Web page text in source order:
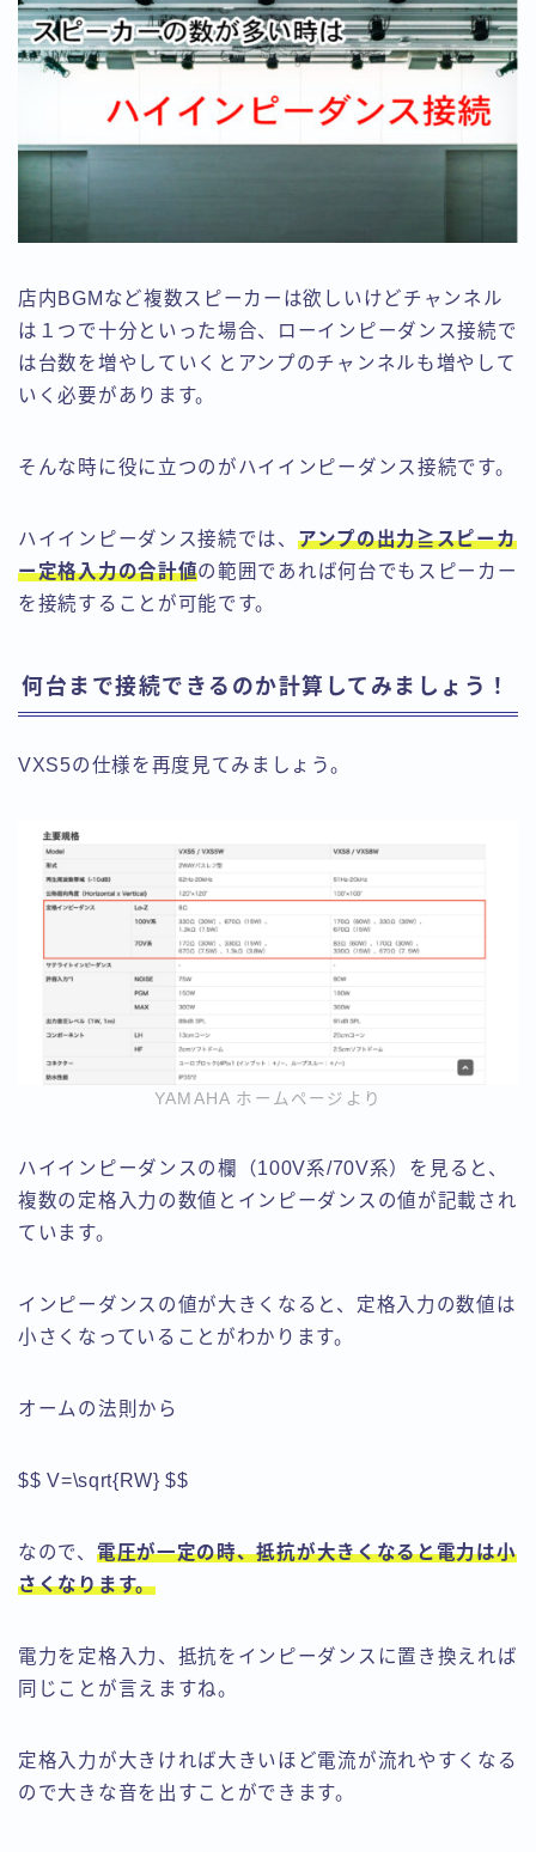
店内BGMなど複数スピーカーは欲しいけどチャンネル
は１つで十分といった場合、ローインピーダンス接続で
は台数を増やしていくとアンプのチャンネルも増やして
いく必要があります。
そんな時に役に立つのがハイインピーダンス接続です。
ハイインピーダンス接続では、 アンプの出力≧スピーカ
ー定格入力の合計値の範囲であれば何台でもスピーカー
を接続することが可能です。
何台まで接続できるのか計算してみましょう！
VXS5の仕様を再度見てみましょう。
YAMAHA ホームページより
ハイインピーダンスの欄（100V系/70V系）を見ると、
複数の定格入力の数値とインピーダンスの値が記載され
ています。
インピーダンスの値が大きくなると、定格入力の数値は
小さくなっていることがわかります。
オームの法則から
$$ V=\sqrt{RW} $$
なので、 電圧が一定の時、抵抗が大きくなると電力は小
さくなります。
電力を定格入力、抵抗をインピーダンスに置き換えれば
同じことが言えますね。
定格入力が大きければ大きいほど電流が流れやすくなる
ので大きな音を出すことができます。